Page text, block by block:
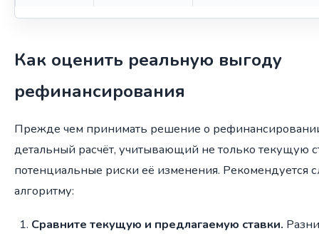
Как оценить реальную выгоду
рефинансирования
Прежде чем принимать решение о
детальный расчёт, учитывающий не только текущую
потенциальные риски её изменения. Рекомендуется
алгоритму:
Сравните текущую и предлагаемую ставки.